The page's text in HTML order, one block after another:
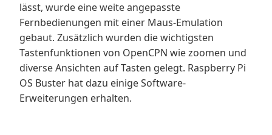
lässt, wurde eine weite angepasste
Fernbedienungen mit einer Maus-Emulation
gebaut. Zusätzlich wurden die wichtigsten
Tastenfunktionen von OpenCPN wie zoomen und
diverse Ansichten auf Tasten gelegt. Raspberry Pi
OS Buster hat dazu einige Software-
Erweiterungen erhalten.